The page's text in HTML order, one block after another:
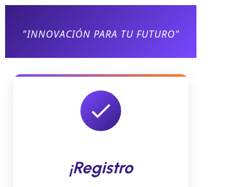
"INNOVACIÓN PARA TU FUTURO"
¡Registro